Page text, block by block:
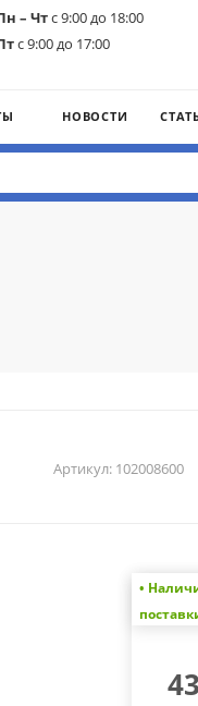
– Чтс 9:00 до 18:00
с 9:00 до 17:00
НОВОСТИ
Артикул: 102008600
•